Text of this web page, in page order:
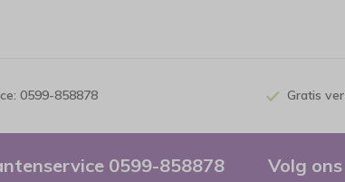
0599-858878 Gratis
0599-858878 Volg ons